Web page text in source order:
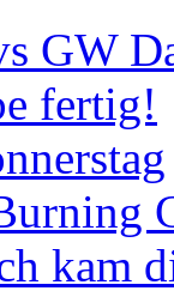
GW
fertig!
kam